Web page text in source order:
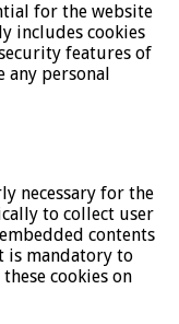
for the website
includes cookies
features of
any personal
necessary for the
to collect user
contents
is mandatory to
cookies on